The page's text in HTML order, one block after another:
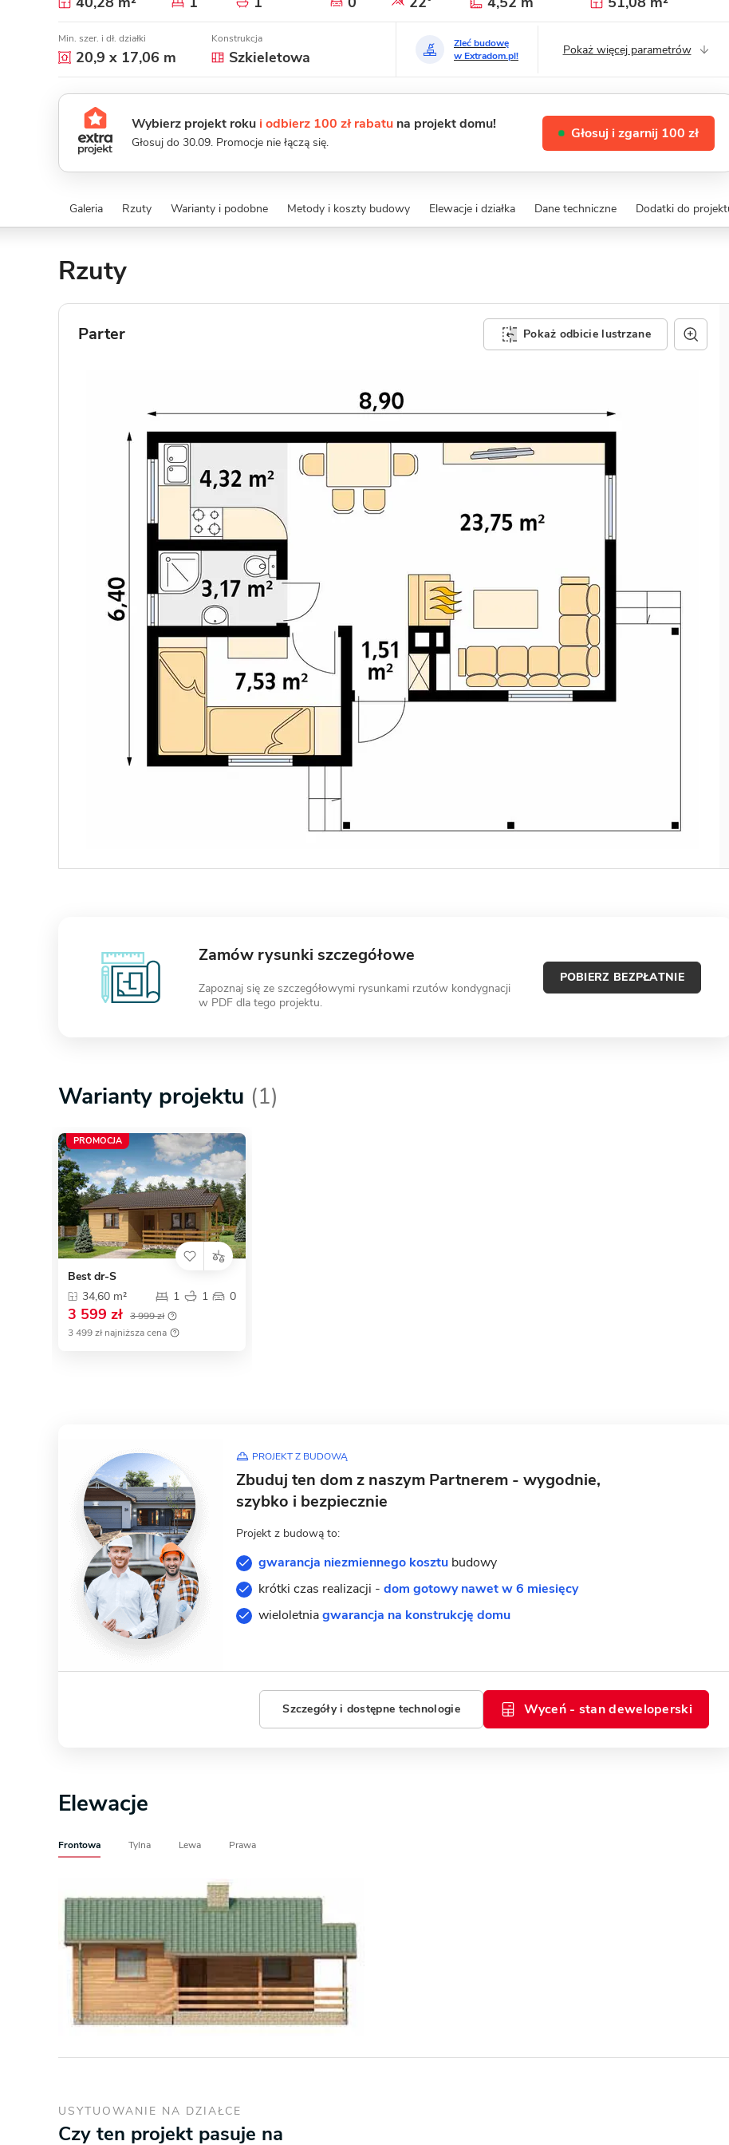
Min. szer. i dł. działki
20,9 x 17,06 m
Konstrukcja
Szkieletowa
Zleć budowę
w Extradom.pl!
Pokaż więcej parametrów
Wybierz projekt roku i odbierz 100 zł rabatu na projekt domu!
Głosuj do 30.09. Promocje nie łączą się.
Głosuj i zgarnij 100 zł
Galeria Rzuty Warianty i podobne Metody i koszty budowy Elewacje i działka Dane techniczne Dodatki do
Rzuty
Parter Pokaż odbicie lustrzane
Zamów rysunki szczegółowe
Zapoznaj się ze szczegółowymi rysunkami rzutów kondygnacji
w PDF dla tego projektu.
POBIERZ BEZPŁATNIE
Warianty projektu (1)
PROMOCJA
Best dr-S
34,60 m²
1 1 0
3 599 zł 3 999 zł
3 499 zł najniższa cena
PROJEKT Z BUDOWĄ
Zbuduj ten dom z naszym Partnerem - wygodnie,
szybko i bezpiecznie
Projekt z budową to:
gwarancja niezmiennego kosztu budowy
krótki czas realizacji - dom gotowy nawet w 6 miesięcy
wieloletniagwarancja na konstrukcję domu
Szczegóły i dostępne technologie Wyceń - stan deweloperski
Elewacje
Frontowa Tylna Lewa Prawa
USYTUOWANIE NA DZIAŁCE
Czy ten projekt pasuje na